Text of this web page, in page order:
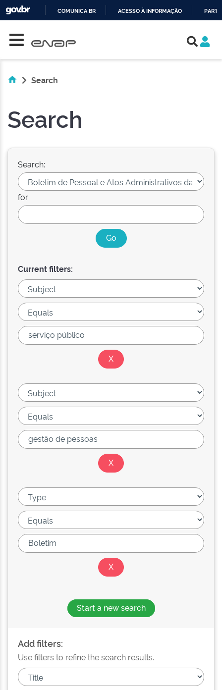
COMUNICA BR ACESSO À INFORMAÇÃO
Search
Search
Search:
for
Current filters:
Start a new search
Add filters:
Use filters to refine the search results.